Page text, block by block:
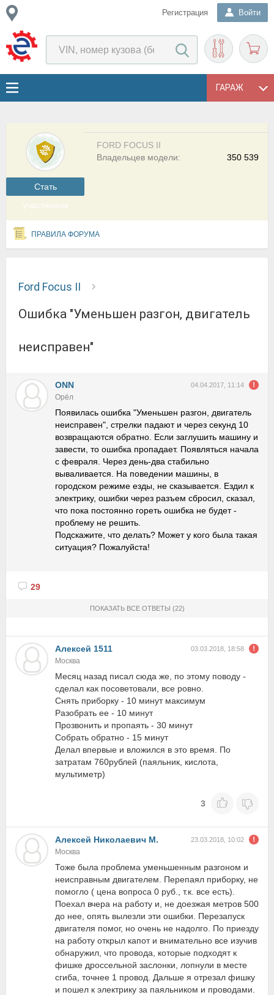
Регистрация Войти
ГАРАЖ
Cтать
участником
FORD FOCUS II
350 539
Владельцев модели:
ПРАВИЛА ФОРУМА
Ford Focus II
Ошибка "Уменьшен разгон, двигатель
неисправен"
ONN 04.04.2017, 11:14
Орёл
Появилась ошибка "Уменьшен разгон, двигатель
неисправен", стрелки падают и через секунд 10
возвращаются обратно. Если заглушить машину и
завести, то ошибка пропадает. Появляться начала
с февраля. Через день-два стабильно
вываливается. На поведении машины, в
городском режиме езды, не сказывается. Ездил к
электрику, ошибки через разъем сбросил, сказал,
что пока постоянно гореть ошибка не будет -
проблему не решить.
Подскажите, что делать? Может у кого была такая
ситуация? Пожалуйста!
29
ПОКАЗАТЬ ВСЕ ОТВЕТЫ (22)
Алексей 1511 03.03.2018, 18:58
Москва
Месяц назад писал сюда же, по этому поводу -
сделал как посоветовали, все ровно.
Снять приборку - 10 минут максимум
Разобрать ее - 10 минут
Прозвонить и пропаять - 30 минут
Собрать обратно - 15 минут
Делал впервые и вложился в это время. По
затратам 760рублей (паяльник, кислота,
мультиметр)
3
Алексей Николаевич М. 23.03.2018, 10:02
Москва
Тоже была проблема уменьшенным разгоном и
неисправным двигателем. Перепаял приборку, не
помогло ( цена вопроса 0 руб., т.к. все есть).
Поехал вчера на работу и, не доезжая метров 500
до нее, опять вылезли эти ошибки. Перезапуск
двигателя помог, но очень не надолго. По приезду
на работу открыл капот и внимательно все изучив
обнаружил, что провода, которые подходят к
фишке дроссельной заслонки, лопнули в месте
сгиба, точнее 1 провод. Дальше я отрезал фишку
и пошел к электрику за паяльником и проводами.